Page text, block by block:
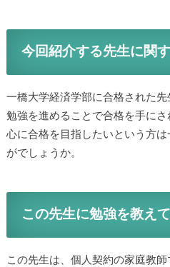
今回紹介する先生に関
一橋大学経済学部に合格された
勉強を進めることで合格を手に
心に合格を目指したいという方
がでしょうか。
この先生に勉強を教え
この先生は、個人契約の家庭教